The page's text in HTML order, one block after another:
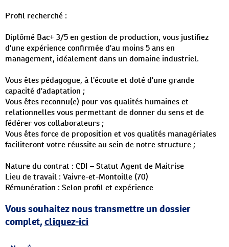
Profil recherché :
Diplômé Bac+ 3/5 en gestion de production, vous justifiez
d'une expérience confirmée d'au moins 5 ans en
management, idéalement dans un domaine industriel.
Vous êtes pédagogue, à l'écoute et doté d'une grande
capacité d'adaptation ;
Vous êtes reconnu(e) pour vos qualités humaines et
relationnelles vous permettant de donner du sens et de
fédérer vos collaborateurs ;
Vous êtes force de proposition et vos qualités managériales
faciliteront votre réussite au sein de notre structure ;
Nature du contrat : CDI – Statut Agent de Maitrise
Lieu de travail : Vaivre-et-Montoille (70)
Rémunération : Selon profil et expérience
Vous souhaitez nous transmettre un dossier
complet, cliquez-ici